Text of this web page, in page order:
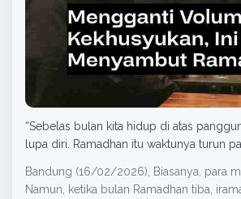
“Sebelas bulan kita hidup di atas
lupa diri. Ramadhan itu waktunya turun
Bandung (16/02/2026), Biasanya, para
Namun, ketika bulan Ramadhan tiba,